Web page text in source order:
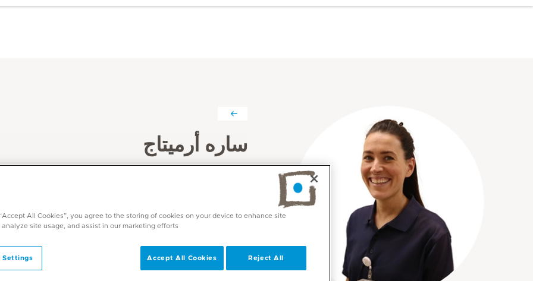
ساره أرميتاج
All Cookies”, you agree to the storing of cookies on your device to enhance site
site usage, and assist in our marketing efforts.
Settings Reject All
Accept All Cookies